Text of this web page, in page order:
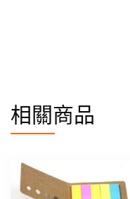
相關商品